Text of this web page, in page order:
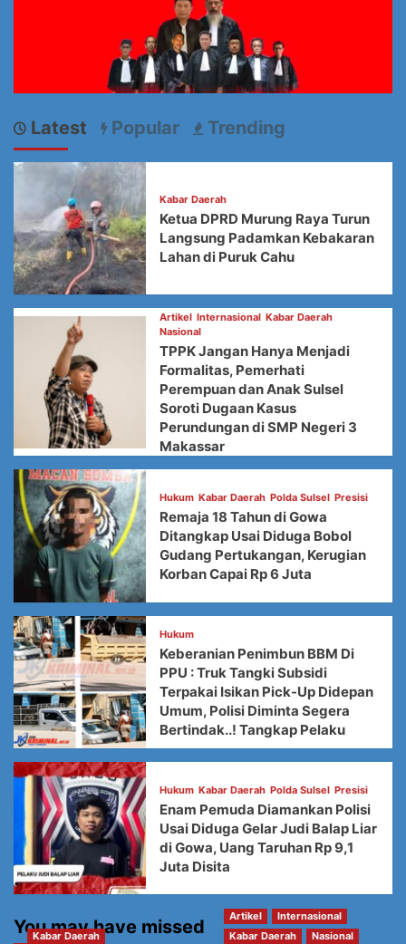
Latest Popular Trending
Kabar Daerah
Ketua DPRD Murung Raya Turun
Langsung Padamkan Kebakaran
Lahan di Puruk Cahu
Artikel Internasional Kabar Daerah
Nasional
TPPK Jangan Hanya Menjadi
Formalitas, Pemerhati
Perempuan dan Anak Sulsel
Soroti Dugaan Kasus
Perundungan di SMP Negeri 3
Makassar
Hukum Kabar Daerah Polda Sulsel Presisi
Remaja 18 Tahun di Gowa
Ditangkap Usai Diduga Bobol
Gudang Pertukangan, Kerugian
Korban Capai Rp 6 Juta
Hukum
Keberanian Penimbun BBM Di
PPU : Truk Tangki Subsidi
Terpakai Isikan Pick-Up Didepan
Umum, Polisi Diminta Segera
Bertindak..! Tangkap Pelaku
Hukum Kabar Daerah Polda Sulsel Presisi
Enam Pemuda Diamankan Polisi
Usai Diduga Gelar Judi Balap Liar
di Gowa, Uang Taruhan Rp 9,1
Juta Disita
You may have missed
Kabar Daerah
Artikel
Internasional
Kabar Daerah
Nasional